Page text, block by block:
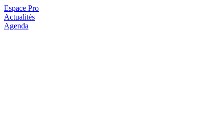
Espace Pro
Actualités
Agenda